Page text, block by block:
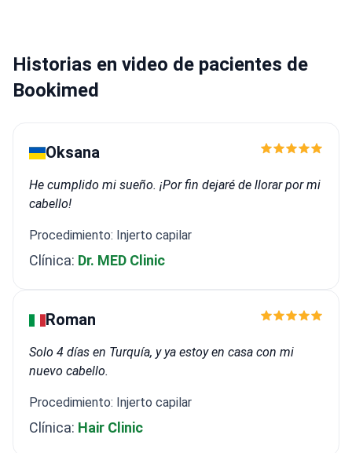
Historias en video de pacientes de
Bookimed
Oksana
He cumplido mi sueño. ¡Por fin dejaré de llorar por mi
cabello!
Procedimiento: Injerto capilar
Clínica: Dr. MED Clinic
Roman
Solo 4 días en Turquía, y ya estoy en casa con mi
nuevo cabello.
Procedimiento: Injerto capilar
Clínica: Hair Clinic